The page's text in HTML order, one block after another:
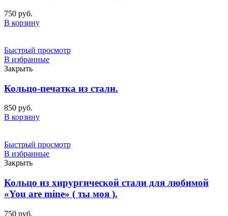
750 руб.
В корзину
Быстрый просмотр
В избранные
Закрыть
Кольцо-печатка из стали.
850 руб.
В корзину
Быстрый просмотр
В избранные
Закрыть
Кольцо из хирургической стали для любимой
«You are mine» ( ты моя ).
750 руб.